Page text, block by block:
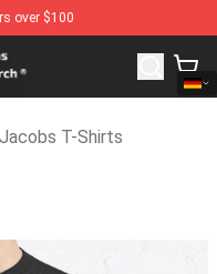
over $100
Jacobs Merchandise
T-Shirts